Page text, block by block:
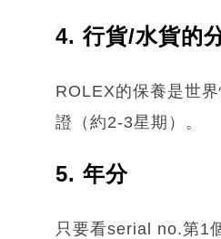
4. 行貨/水貨的
ROLEX的保養是世
證（約2-3星期）。
5. 年分
只要看serial no.第1